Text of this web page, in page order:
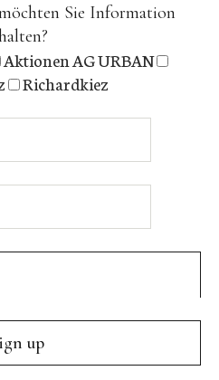
Sie Information
Aktionen AG URBAN
Richardkiez